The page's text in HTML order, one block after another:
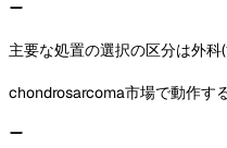
主要な処置の選択の区分は外科(
chondrosarcoma市場で動作す